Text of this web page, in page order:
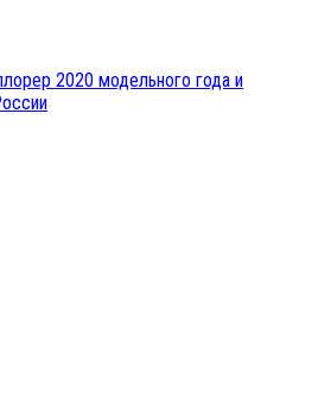
2020 модельного года и